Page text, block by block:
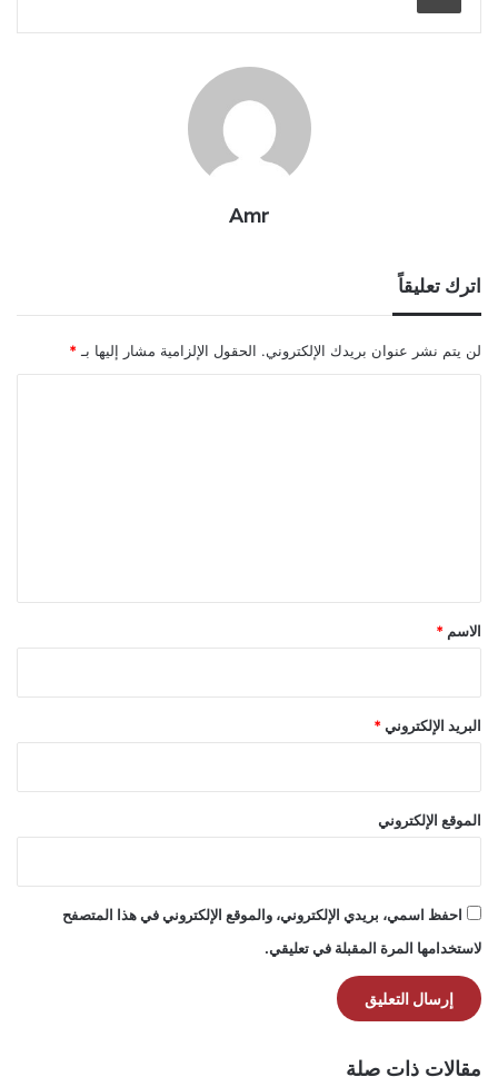
Amr
اترك تعليقاً
لن يتم نشر عنوان بريدك الإلكتروني. الحقول الإلزامية مشار إليها بـ *
*
الاسم *
البريد الإلكتروني *
الموقع الإلكتروني
احفظ اسمي، بريدي الإلكتروني، والموقع الإلكتروني في هذا المتصفح
لاستخدامها المرة المقبلة في تعليقي.
مقالات ذات صلة